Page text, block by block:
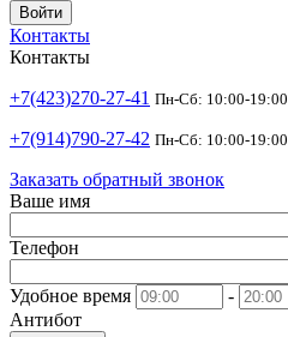
Войти
Контакты
Контакты
+7(423)270-27-41 Пн-Сб: 10:00-19:00
+7(914)790-27-42 Пн-Сб: 10:00-19:00
Заказать обратный звонок
Ваше имя
Телефон
Удобное время
-
Антибот